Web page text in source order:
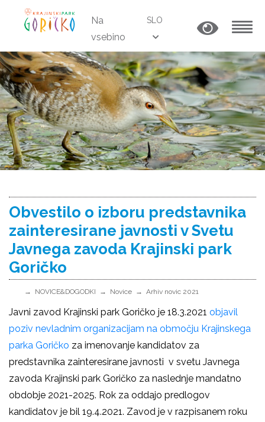
Na
vsebino
SLO
Obvestilo o izboru predstavnika
zainteresirane javnosti v Svetu
Javnega zavoda Krajinski park
Goričko
NOVICE&DOGODKI Novice Arhiv novic 2021
Javni zavod Krajinski park Goričko je 18.3.2021 objavil
poziv nevladnim organizacijam na območju Krajinskega
parka Goričko za imenovanje kandidatov za
predstavnika zainteresirane javnosti v svetu Javnega
zavoda Krajinski park Goričko za naslednje mandatno
obdobje 2021-2025. Rok za oddajo predlogov
kandidatov je bil 19.4.2021. Zavod je v razpisanem roku